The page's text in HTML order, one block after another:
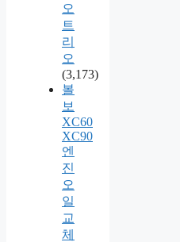
오
트
리
오
(3,173)
볼
보
XC60
XC90
엔
진
오
일
교
체